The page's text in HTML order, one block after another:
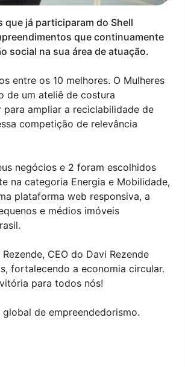
que já participaram do Shell
que continuamente
social na sua área de atuação.
entre os 10 melhores. O Mulheres
de um ateliê de costura
ampliar a reciclabilidade de
competição de relevância
negócios e 2 foram escolhidos
na categoria Energia e Mobilidade,
plataforma web responsiva, a
e médios imóveis
CEO do Davi Rezende
fortalecendo a economia circular.
para todos nós!
de empreendedorismo.